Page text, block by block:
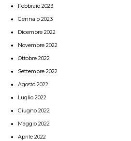
Febbraio 2023
Gennaio 2023
Dicembre 2022
Novembre 2022
Ottobre 2022
Settembre 2022
Agosto 2022
Luglio 2022
Giugno 2022
Maggio 2022
Aprile 2022